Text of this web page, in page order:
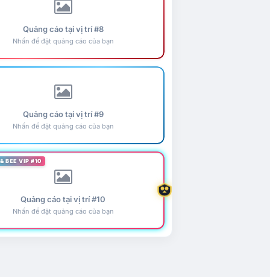
Quảng cáo tại vị trí #8
Nhấn để đặt quảng cáo của bạn
Quảng cáo tại vị trí #9
Nhấn để đặt quảng cáo của bạn
BEE VIP #10
Quảng cáo tại vị trí #10
Nhấn để đặt quảng cáo của bạn